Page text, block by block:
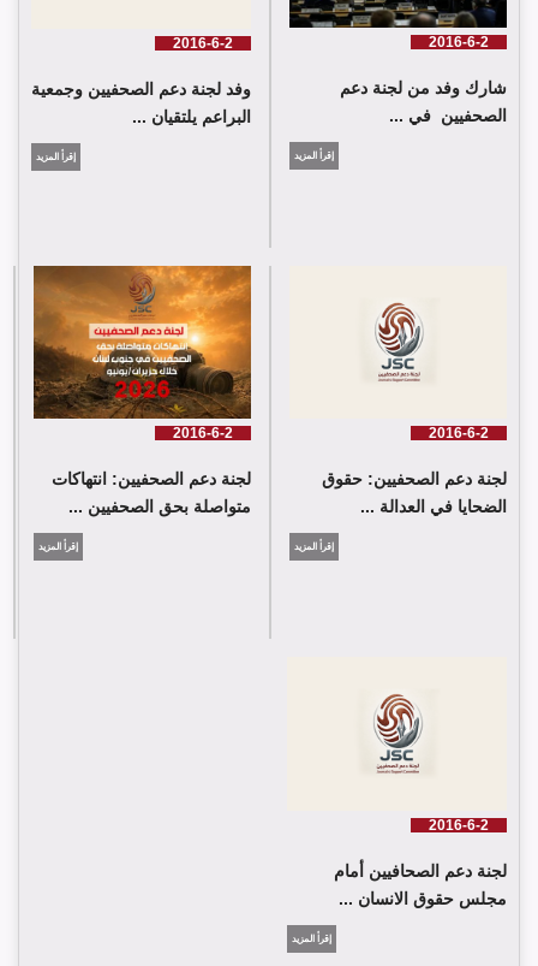
اللجنة كلمة باسم جمعية البراعم للعمل الاجتماعي
2016-6-2
شارك وفد من لجنة دعم
الصحفيين في ...
إقرأ المزيد
2016-6-2
وفد لجنة دعم الصحفيين وجمعية
البراعم يلتقيان ...
إقرأ المزيد
2016-6-2
لجنة دعم الصحفيين: حقوق
الضحايا في العدالة ...
إقرأ المزيد
2016-6-2
لجنة دعم الصحفيين: انتهاكات
متواصلة بحق الصحفيين ...
إقرأ المزيد
2016-6-2
لجنة دعم الصحافيين أمام
مجلس حقوق الانسان ...
إقرأ المزيد